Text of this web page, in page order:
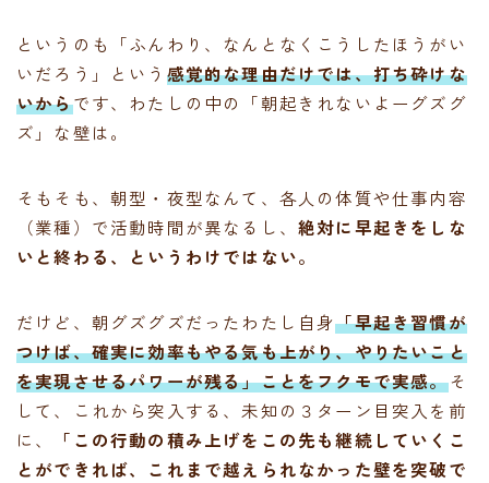
というのも「ふんわり、なんとなくこうしたほうがい
いだろう」という 感覚的な理由だけでは、打ち砕けな
いからです、わたしの中の「朝起きれないよーグズグ
ズ」な壁は。
そもそも、朝型・夜型なんて、各人の体質や仕事内容
（業種）で活動時間が異なるし、 絶対に早起きをしな
いと終わる、というわけではない。
だけど、朝グズグズだったわたし自身「早起き習慣が
つけば、確実に効率もやる気も上がり、やりたいこと
を実現させるパワーが残る」ことをフクモで実感。そ
して、これから突入する、未知の３ターン目突入を前
に、
「この行動の積み上げをこの先も継続していくこ
とができれば、これまで越えられなかった壁を突破で